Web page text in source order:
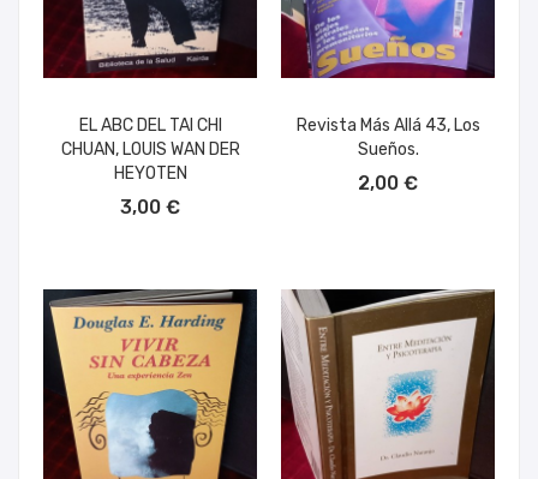
EL ABC DEL TAI CHI
CHUAN, LOUIS WAN DER
HEYOTEN
3,00 €
Revista Más Allá 43, Los
Sueños.
2,00 €